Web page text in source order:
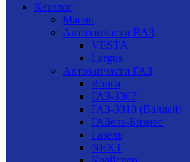
Каталог
Масло
Автозапчасти ВАЗ
VESTA
Largus
Автозапчасти ГАЗ
Волга
ГАЗ-3307
ГАЗ-3310 (Валдай)
ГАЗель-Бизнес
Газель
NEXT